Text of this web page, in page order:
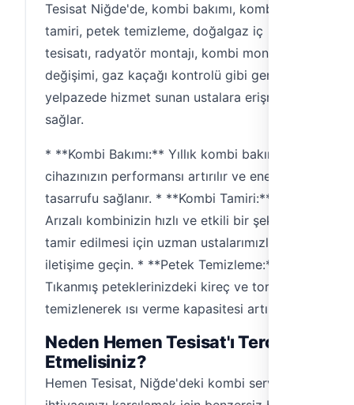
Tesisat Niğde'de, kombi bakımı, kombi
tamiri, petek temizleme, doğalgaz iç
tesisatı, radyatör montajı, kombi montajı ve
değişimi, gaz kaçağı kontrolü gibi geniş bir
yelpazede hizmet sunan ustalara erişmenizi
sağlar.
* **Kombi Bakımı:** Yıllık kombi bakımı ile
cihazınızın performansı artırılır ve enerji
tasarrufu sağlanır. * **Kombi Tamiri:**
Arızalı kombinizin hızlı ve etkili bir şekilde
tamir edilmesi için uzman ustalarımızla
iletişime geçin. * **Petek Temizleme:**
Tıkanmış peteklerinizdeki kireç ve tortu
temizlenerek ısı verme kapasitesi artırılır.
Neden Hemen Tesisat'ı Tercih
Etmelisiniz?
Hemen Tesisat, Niğde'deki kombi servis